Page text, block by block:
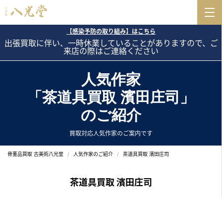
【感染予防の取り組み】はこちら
出張買取に伴い、一時休業していることがありますので、ご
来店の際はご連絡ください
人気作家
「茶道具買取 濱田庄司」
のご紹介
買取対応人気作家のご案内です
骨董品買取 古美術八光堂 人気作家のご紹介 茶道具買取 濱田庄司
茶道具買取 濱田庄司